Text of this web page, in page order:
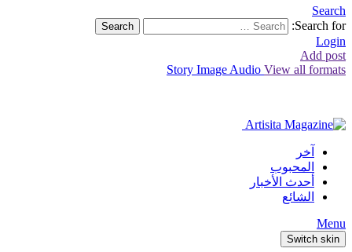
Search
Search for:
Search
Login
Add post
Story Image Audio View all formats
آخر
المحبوب
أحدث الأخبار
الشائع
Menu
Switch skin